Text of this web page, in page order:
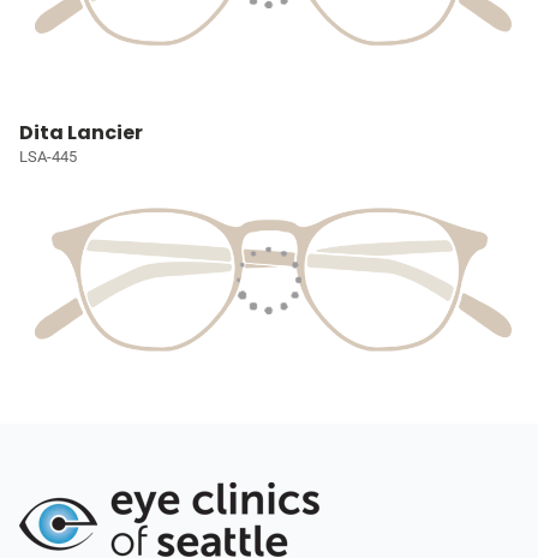
Dita Lancier
LSA-445